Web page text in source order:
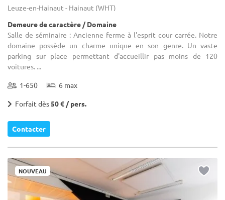
Leuze-en-Hainaut - Hainaut (WHT)
Demeure de caractère / Domaine
Salle de séminaire : Ancienne ferme à l'esprit cour carrée. Notre
domaine possède un charme unique en son genre. Un vaste
parking sur place permettant d'accueillir pas moins de 120
voitures. ...
1-650 6 max
Forfait dès50 € / pers.
Contacter
NOUVEAU